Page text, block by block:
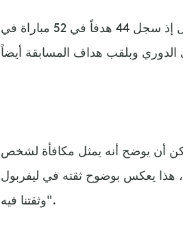
وخطف صلاح الأضواء بشدة خلال موسمه الأول مع ليفربول إذ سجل 44 هدفاً في 52 مباراة في
أن يوضح أنه يمثل مكافأة لشخص
هذا يعكس بوضوح ثقته في ليفربول
وثقتنا فيه".